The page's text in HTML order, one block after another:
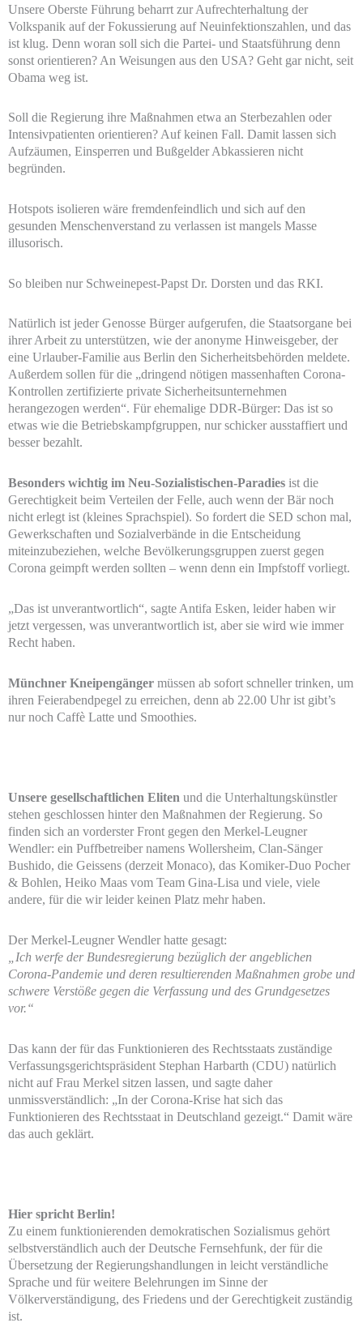
Unsere Oberste Führung beharrt zur Aufrechterhaltung der
Volkspanik auf der Fokussierung auf Neuinfektionszahlen, und das
ist klug. Denn woran soll sich die Partei- und Staatsführung denn
sonst orientieren? An Weisungen aus den USA? Geht gar nicht, seit
Obama weg ist.
Soll die Regierung ihre Maßnahmen etwa an Sterbezahlen oder
Intensivpatienten orientieren? Auf keinen Fall. Damit lassen sich
Aufzäumen, Einsperren und Bußgelder Abkassieren nicht
begründen.
Hotspots isolieren wäre fremdenfeindlich und sich auf den
gesunden Menschenverstand zu verlassen ist mangels Masse
illusorisch.
So bleiben nur Schweinepest-Papst Dr. Dorsten und das RKI.
Natürlich ist jeder Genosse Bürger aufgerufen, die Staatsorgane bei
ihrer Arbeit zu unterstützen, wie der anonyme Hinweisgeber, der
eine Urlauber-Familie aus Berlin den Sicherheitsbehörden meldete.
Außerdem sollen für die „dringend nötigen massenhaften Corona-
Kontrollen zertifizierte private Sicherheitsunternehmen
herangezogen werden“. Für ehemalige DDR-Bürger: Das ist so
etwas wie die Betriebskampfgruppen, nur schicker ausstaffiert und
besser bezahlt.
Besonders wichtig im Neu-Sozialistischen-Paradies ist die
Gerechtigkeit beim Verteilen der Felle, auch wenn der Bär noch
nicht erlegt ist (kleines Sprachspiel). So fordert die SED schon mal,
Gewerkschaften und Sozialverbände in die Entscheidung
miteinzubeziehen, welche Bevölkerungsgruppen zuerst gegen
Corona geimpft werden sollten – wenn denn ein Impfstoff vorliegt.
„Das ist unverantwortlich“, sagte Antifa Esken, leider haben wir
jetzt vergessen, was unverantwortlich ist, aber sie wird wie immer
Recht haben.
Münchner Kneipengänger müssen ab sofort schneller trinken, um
ihren Feierabendpegel zu erreichen, denn ab 22.00 Uhr ist gibt’s
nur noch Caffè Latte und Smoothies.
Unsere gesellschaftlichen Eliten und die Unterhaltungskünstler
stehen geschlossen hinter den Maßnahmen der Regierung. So
finden sich an vorderster Front gegen den Merkel-Leugner
Wendler: ein Puffbetreiber namens Wollersheim, Clan-Sänger
Bushido, die Geissens (derzeit Monaco), das Komiker-Duo Pocher
& Bohlen, Heiko Maas vom Team Gina-Lisa und viele, viele
andere, für die wir leider keinen Platz mehr haben.
Der Merkel-Leugner Wendler hatte gesagt:
„Ich werfe der Bundesregierung bezüglich der angeblichen
Corona-Pandemie und deren resultierenden Maßnahmen grobe und
schwere Verstöße gegen die Verfassung und des Grundgesetzes
vor.“
Das kann der für das Funktionieren des Rechtsstaats zuständige
Verfassungsgerichtspräsident Stephan Harbarth (CDU) natürlich
nicht auf Frau Merkel sitzen lassen, und sagte daher
unmissverständlich: „In der Corona-Krise hat sich das
Funktionieren des Rechtsstaat in Deutschland gezeigt.“ Damit wäre
das auch geklärt.
Hier spricht Berlin!
Zu einem funktionierenden demokratischen Sozialismus gehört
selbstverständlich auch der Deutsche Fernsehfunk, der für die
Übersetzung der Regierungshandlungen in leicht verständliche
Sprache und für weitere Belehrungen im Sinne der
Völkerverständigung, des Friedens und der Gerechtigkeit zuständig
ist.